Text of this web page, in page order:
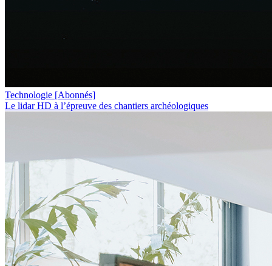
Technologie [Abonnés]
Le lidar HD à l’épreuve des chantiers archéologiques